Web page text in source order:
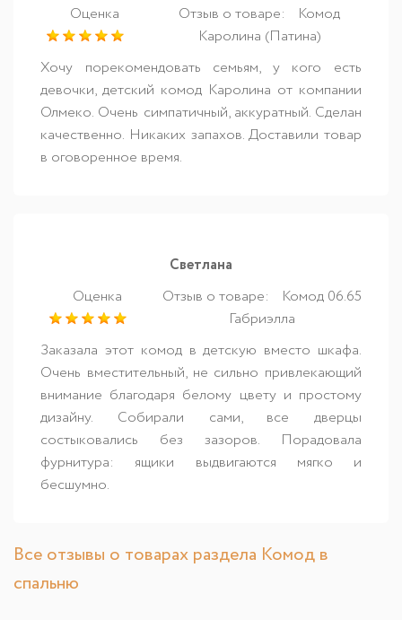
Оценка Отзыв о товаре:
Комод
Каролина (Патина)
Хочу порекомендовать семьям, у кого есть
девочки, детский комод Каролина от компании
Олмеко. Очень симпатичный, аккуратный. Сделан
качественно. Никаких запахов. Доставили товар
в оговоренное время.
Светлана
Оценка
Отзыв о товаре:
Комод 06.65
Габриэлла
Заказала этот комод в детскую вместо шкафа.
Очень вместительный, не сильно привлекающий
внимание благодаря белому цвету и простому
дизайну. Собирали сами, все дверцы
состыковались без зазоров. Порадовала
фурнитура: ящики выдвигаются мягко и
бесшумно.
Все отзывы о товарах раздела Комод в
спальню